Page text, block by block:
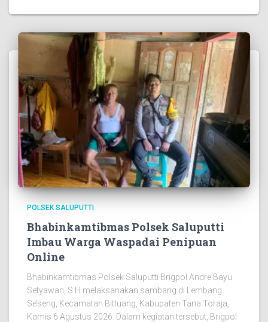
POLSEK SALUPUTTI
Bhabinkamtibmas Polsek Saluputti
Imbau Warga Waspadai Penipuan
Online
Bhabinkamtibmas Polsek Saluputti Brigpol Andre Bayu
Setyawan, S.H melaksanakan sambang di Lembang
Se’seng, Kecamatan Bittuang, Kabupaten Tana Toraja,
Kamis 6 Agustus 2026. Dalam kegiatan tersebut, Brigpol